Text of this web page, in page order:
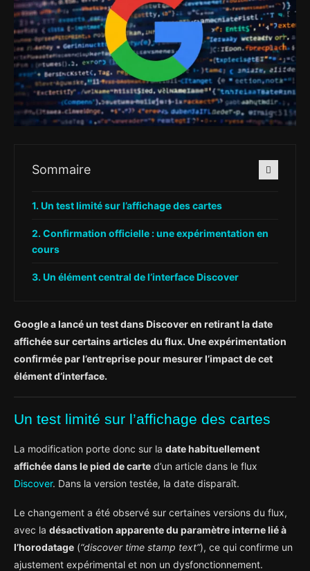
Sommaire
Un test limité sur l’affichage des cartes
Confirmation officielle : une expérimentation en
cours
Un élément central de l’interface Discover
Google a lancé un test dans Discover en retirant la date
affichée sur certains articles du flux. Une expérimentation
confirmée par l’entreprise pour mesurer l’impact de cet
élément d’interface.
Un test limité sur l’affichage des cartes
La modification porte donc sur la date habituellement
affichée dans le pied de carte d’un article dans le flux
Discover. Dans la version testée, la date disparaît.
Le changement a été observé sur certaines versions du flux,
avec la désactivation apparente du paramètre interne lié à
l’horodatage (“discover time stamp text”), ce qui confirme un
ajustement expérimental et non un dysfonctionnement.